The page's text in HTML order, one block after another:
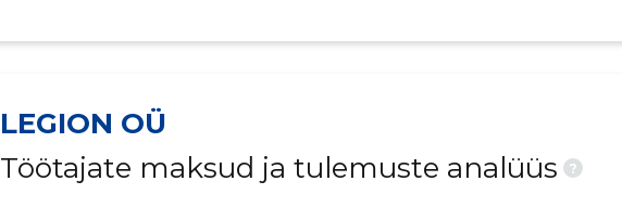
LEGION OÜ
Töötajate maksud ja tulemuste analüüs
?